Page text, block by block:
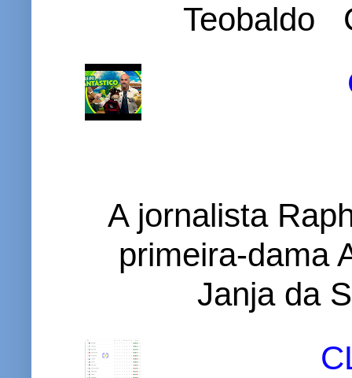
Teobaldo
A jornalista
primeira-dama
Janja da